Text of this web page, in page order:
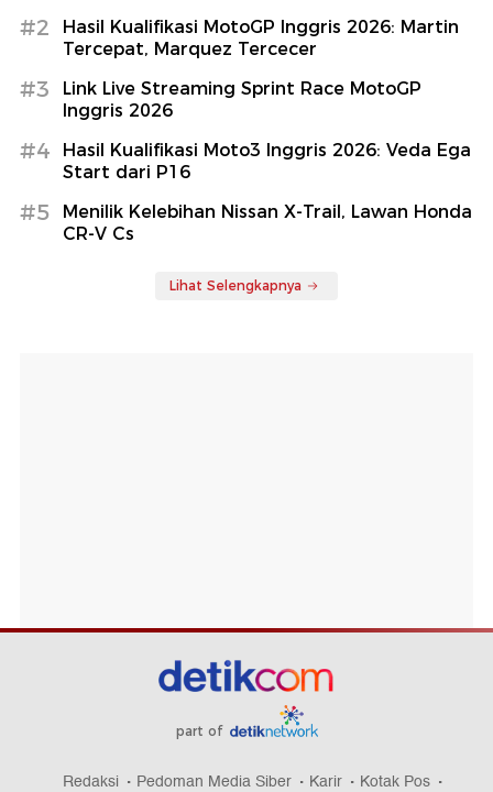
#2
Hasil Kualifikasi MotoGP Inggris 2026: Martin
Tercepat, Marquez Tercecer
#3
Link Live Streaming Sprint Race MotoGP
Inggris 2026
#4
Hasil Kualifikasi Moto3 Inggris 2026: Veda Ega
Start dari P16
#5
Menilik Kelebihan Nissan X-Trail, Lawan Honda
CR-V Cs
Lihat Selengkapnya
part of
Redaksi Pedoman Media Siber Karir Kotak Pos